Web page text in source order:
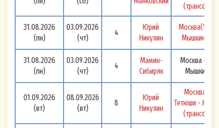
31.08.2026
(пн)
03.09.2026
(чт)
4
Юрий
Никулин
Москва(1,5
Мышкин -
31.08.2026
(пн)
03.09.2026
(чт)
4
Мамин-
Сибиряк
Москва -
Мышкин -
01.09.2026
(вт)
08.09.2026
(вт)
8
Юрий
Никулин
Москва -
Тетюши -
номера мобильного телефона третьего лица
самостоятельно и в полном объёме.
Настоящее Согласие действует бессрочно и
может быть отозвано в любое время мною или
моим законным (уполномоченным)
письменного заявления в ООО «Большой
МАЯК» или его законному (уполномоченному)